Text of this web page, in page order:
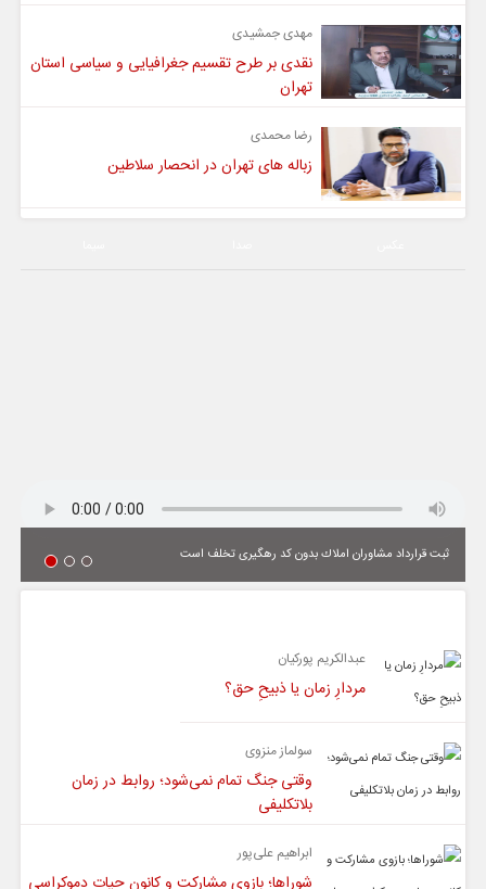
مهدی جمشیدی
نقدی بر طرح تقسیم جغرافیایی و سیاسی استان
تهران
رضا محمدی
زباله های تهران در انحصار سلاطین
ثبت قرارداد مشاوران املاك بدون كد رهگیری تخلف است
عبدالکریم پورکیان
مردارِ زمان یا ذبیحِ حق؟
سولماز منزوی
وقتی جنگ تمام نمی‌شود؛ روابط در زمان
بلاتکلیفی
ابراهیم علی‌پور
شوراها؛ بازوی مشارکت و کانون حیات دموکراسی